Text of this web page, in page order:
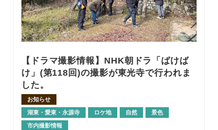
【ドラマ撮影情報】NHK朝ドラ「ばけば
け」(第118回)の撮影が東光寺で行われま
した。
お知らせ
湖東・愛東・永源寺
ロケ地 自然
景色
市内撮影情報